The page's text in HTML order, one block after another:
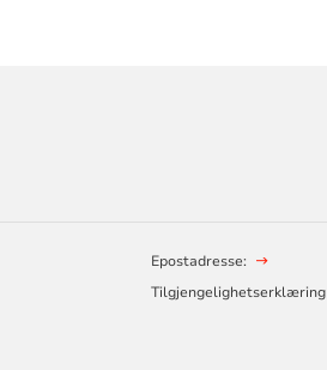
Epostadresse:
Tilgjengelighetserklæring